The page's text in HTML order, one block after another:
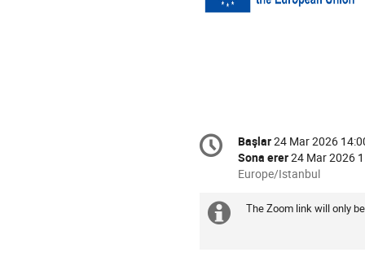
Conference
information
Tarih/Zaman
Başlar24 Mar 2026
Sona erer24 Mar 2026
All
are
Europe/Istanbul
Daha
The Zoom link will only